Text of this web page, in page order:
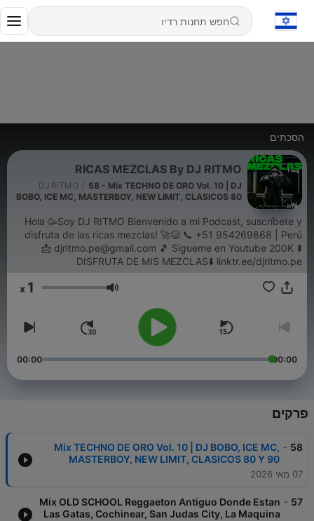
הסכתים
RICAS MEZCLAS By DJ RITMO
DJ RITMO
58 - Mix TECHNO DE ORO Vol. 10 | DJ
BOBO, ICE MC, MASTERBOY, NEW LIMIT, CLASICOS 80
Hola 🥳Soy DJ RITMO Bienvenido a mi Podcast, suscríbete y
disfruta de las ricas mezclas! 🚀😄 📞 +51 954269868 | Perú
📩 djritmo.pe@gmail.com 🎵 Sígueme en Youtube 200K ⬇️
DISFRUTA DE MIS MEZCLAS⬇️ linktr.ee/djritmo.pe
עוצמת שמע 1
00:00
00:00
פרקים
58
-
Mix TECHNO DE ORO Vol. 10 | DJ BOBO, ICE MC,
MASTERBOY, NEW LIMIT, CLASICOS 80 Y 90
07 מאי 2026
57
-
Mix OLD SCHOOL Reggaeton Antiguo Donde Estan
Las Gatas, Cochinear, San Judas City, La Maquina